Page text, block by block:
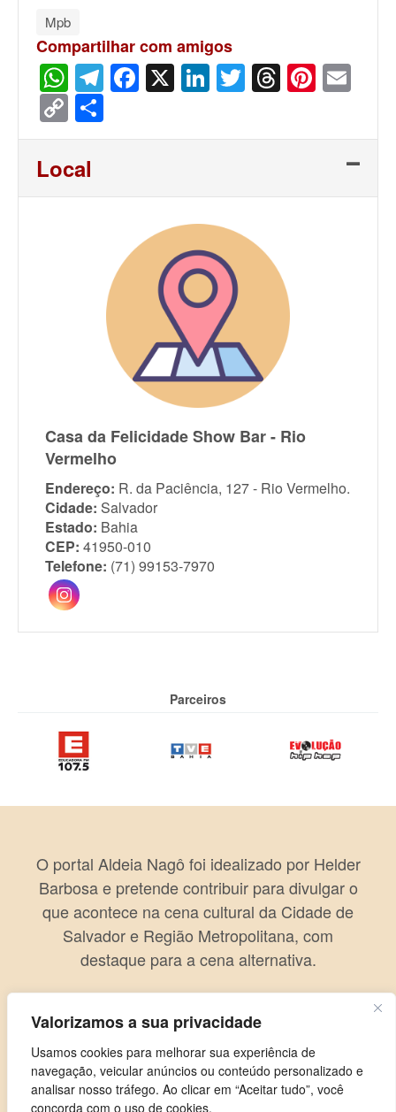
Valorizamos a sua privacidade
Usamos cookies para melhorar sua experiência de
navegação, veicular anúncios ou conteúdo personalizado e
analisar nosso tráfego. Ao clicar em “Aceitar tudo”, você
concorda com o uso de cookies.
Mpb
Compartilhar com amigos
WhatsApp
Telegram
Facebook
X LinkedIn
Twitter
Threads
Copy
Link
Local
Casa da Felicidade Show Bar - Rio
Vermelho
Endereço: R. da Paciência, 127 - Rio Vermelho.
Cidade: Salvador
Estado: Bahia
CEP: 41950-010
Telefone: (71) 99153-7970
Parceiros
O portal Aldeia Nagô foi idealizado por Helder
Barbosa e pretende contribuir para divulgar o
que acontece na cena cultural da Cidade de
Salvador e Região Metropolitana, com
destaque para a cena alternativa.